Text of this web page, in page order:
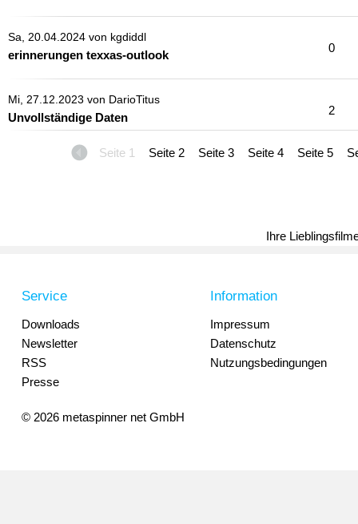
Sa, 20.04.2024 von kgdiddl
erinnerungen texxas-outlook
0
Mi, 27.12.2023 von DarioTitus
Unvollständige Daten
2
Seite 1 Seite 2 Seite 3 Seite 4 Seite 5
Ihre
Service
Downloads
Newsletter
RSS
Presse
Information
Impressum
Datenschutz
Nutzungsbedingungen
© 2026 metaspinner net GmbH